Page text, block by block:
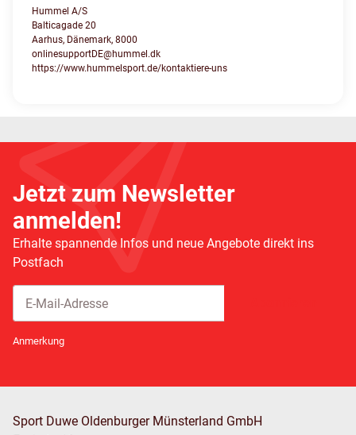
Hummel A/S
Balticagade 20
Aarhus, Dänemark, 8000
onlinesupportDE@hummel.dk
https://www.hummelsport.de/kontaktiere-uns
Jetzt zum Newsletter
anmelden!
Erhalte spannende Infos und neue Angebote direkt ins
Postfach
Anmerkung
Sport Duwe Oldenburger Münsterland GmbH